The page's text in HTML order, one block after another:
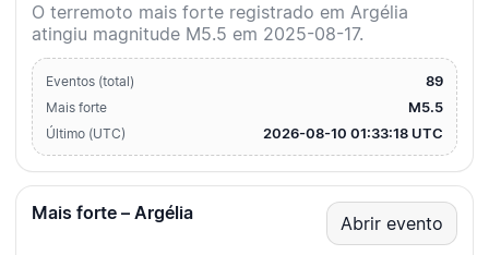
O terremoto mais forte registrado em Argélia
atingiu magnitude M5.5 em 2025-08-17.
Eventos (total) 89
Mais forte M5.5
Último (UTC) 2026-08-10 01:33:18 UTC
Mais forte – Argélia Abrir evento